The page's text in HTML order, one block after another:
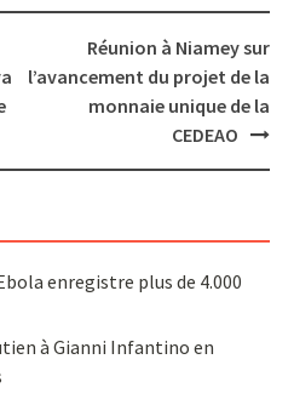
Réunion à Niamey sur
l’avancement du projet de la
monnaie unique de la
CEDEAO
enregistre plus de 4.000
à Gianni Infantino en